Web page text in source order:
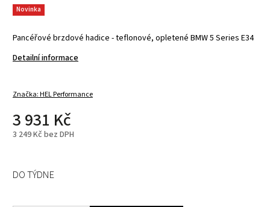
Pancéřové brzdové hadice - teflonové, opletené BMW 5 Series E34
Detailní informace
Novinka
Značka:HEL Performance
3 931 Kč
3 249 Kč bez DPH
DO TÝDNE